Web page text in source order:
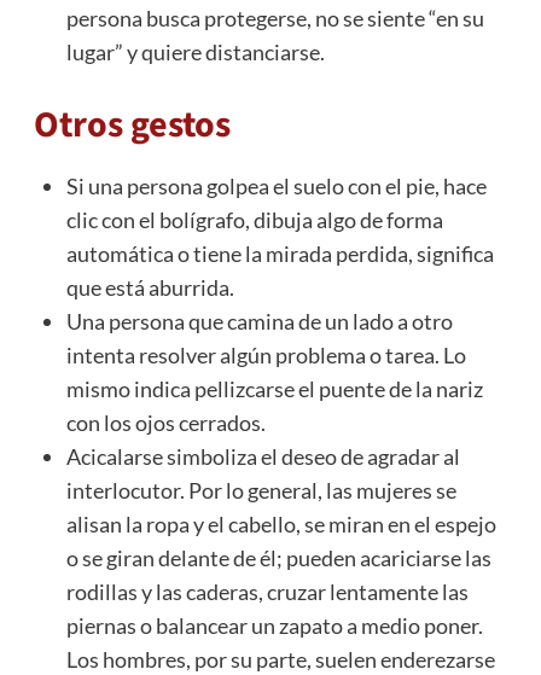
persona busca protegerse, no se siente “en su
lugar” y quiere distanciarse.
Otros gestos
Si una persona golpea el suelo con el pie, hace
clic con el bolígrafo, dibuja algo de forma
automática o tiene la mirada perdida, significa
que está aburrida.
Una persona que camina de un lado a otro
intenta resolver algún problema o tarea. Lo
mismo indica pellizcarse el puente de la nariz
con los ojos cerrados.
Acicalarse simboliza el deseo de agradar al
interlocutor. Por lo general, las mujeres se
alisan la ropa y el cabello, se miran en el espejo
o se giran delante de él; pueden acariciarse las
rodillas y las caderas, cruzar lentamente las
piernas o balancear un zapato a medio poner.
Los hombres, por su parte, suelen enderezarse